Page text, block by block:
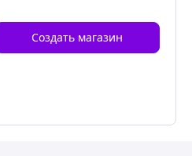
Создать магазин